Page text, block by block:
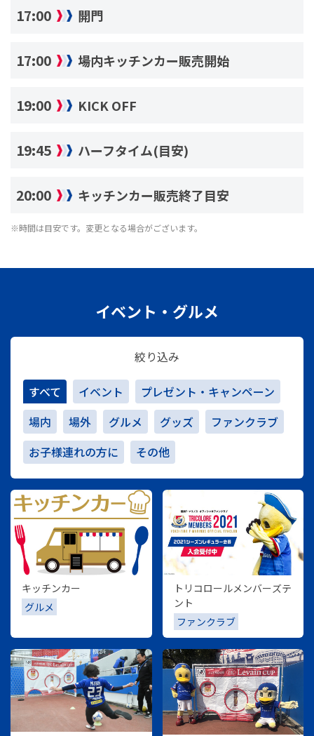
17:00 開門
17:00 場内キッチンカー販売開始
19:00 KICK OFF
19:45 ハーフタイム(目安)
20:00 キッチンカー販売終了目安
※時間は目安です。変更となる場合がございます。
イベント・グルメ
絞り込み
すべて イベント
プレゼント・キャンペーン
場内
場外 グルメ グッズ
ファンクラブ
お子様連れの方に
その他
キッチンカー
グルメ
トリコロールメンバーズテ
ント
ファンクラブ